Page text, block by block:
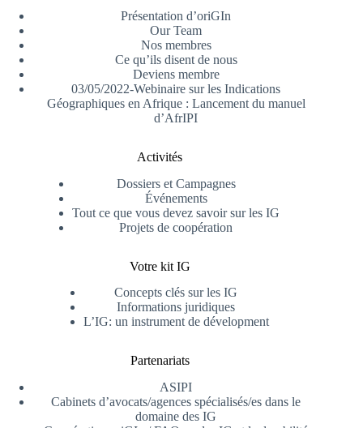
Présentation d’oriGIn
Our Team
Nos membres
Ce qu’ils disent de nous
Deviens membre
03/05/2022-Webinaire sur les Indications
Géographiques en Afrique : Lancement du manuel
d’AfrIPI
Activités
Dossiers et Campagnes
Événements
Tout ce que vous devez savoir sur les IG
Projets de coopération
Votre kit IG
Concepts clés sur les IG
Informations juridiques
L’IG: un instrument de dévelopment
Partenariats
ASIPI
Cabinets d’avocats/agences spécialisés/es dans le
domaine des IG